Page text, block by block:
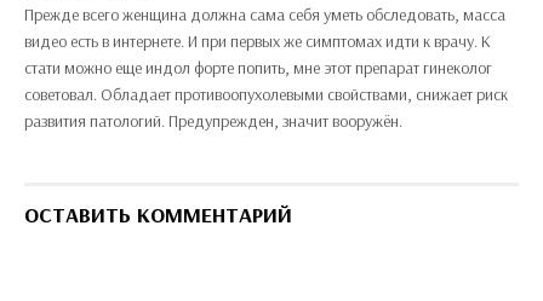
Прежде всего женщина должна сама себя уметь обследовать, масса
видео есть в интернете. И при первых же симптомах идти к врачу. К
стати можно еще индол форте попить, мне этот препарат гинеколог
советовал. Обладает противоопухолевыми свойствами, снижает риск
развития патологий. Предупрежден, значит вооружён.
ОСТАВИТЬ КОММЕНТАРИЙ